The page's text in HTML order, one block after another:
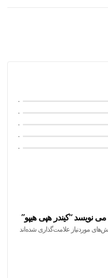
۰
۰
۰
۰
۰
نویسد “کیندر هپی هیپو”
موردنیاز علامت‌گذاری شده‌اند